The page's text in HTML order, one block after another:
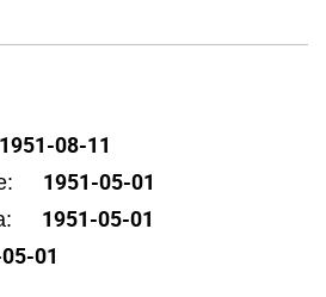
1951-08-11
1951-05-01
1951-05-01
01